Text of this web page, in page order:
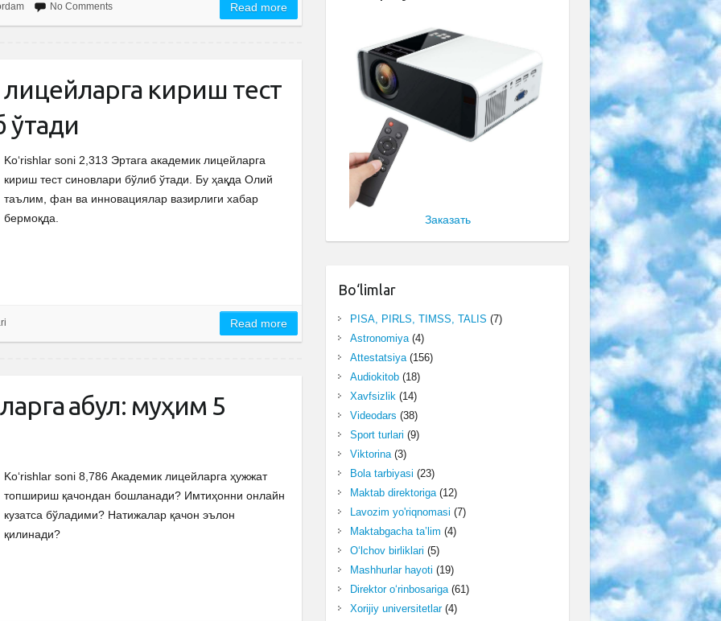
No Comments Read more
кириш тест
ўтади
Ko‘rishlar soni 2,313 Эртага академик лицейларга
кириш тест синовлари бўлиб ўтади. Бу ҳақда Олий
таълим, фан ва инновациялар вазирлиги хабар
бермоқда.
Read more
қабул: муҳим 5
Ko‘rishlar soni 8,786 Академик лицейларга ҳужжат
топшириш қачондан бошланади? Имтиҳонни онлайн
кузатса бўладими? Натижалар қачон эълон
қилинади?
Заказать
Bo‘limlar
PISA, PIRLS, TIMSS, TALIS (7)
Astronomiya(4)
Attestatsiya(156)
Audiokitob(18)
Xavfsizlik(14)
Videodars (38)
Sport turlari (9)
Viktorina(3)
Bola tarbiyasi (23)
Maktab direktoriga(12)
Lavozim yo'riqnomasi (7)
Maktabgacha ta’lim (4)
O‘lchov birliklari (5)
Mashhurlar hayoti (19)
Direktor o‘rinbosariga(61)
Xorijiy universitetlar(4)